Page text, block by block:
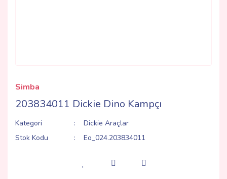
Simba
203834011 Dickie Dino Kampçı
Kategori
Dickie Araçlar
Stok Kodu
Eo_024.203834011